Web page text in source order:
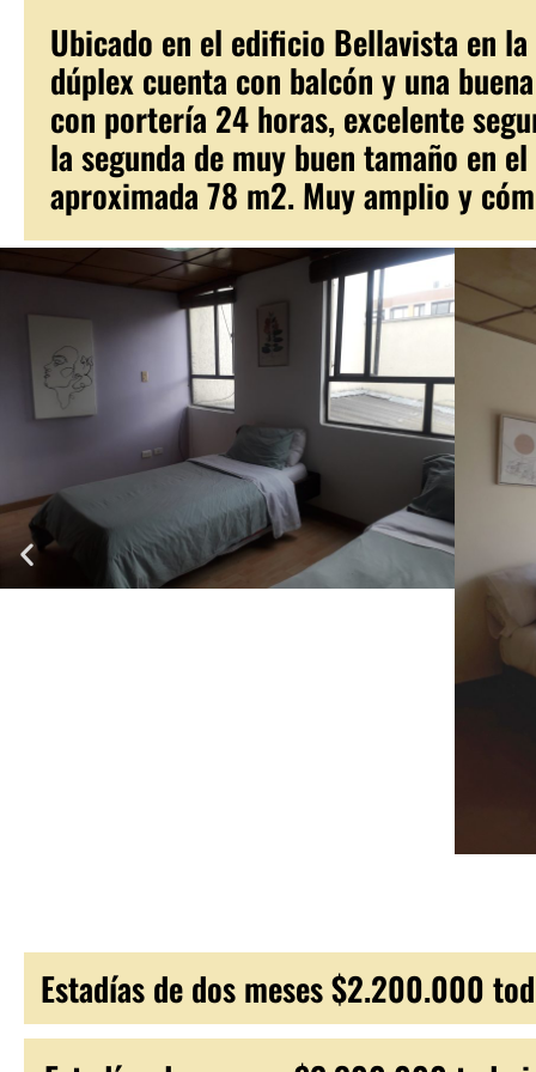
Ubicado en el edificio Bellavista en
dúplex cuenta con balcón y una
con portería 24 horas, excelente
la segunda de muy buen tamaño en
aproximada 78 m2. Muy amplio y
Estadías de dos meses $2.200.000